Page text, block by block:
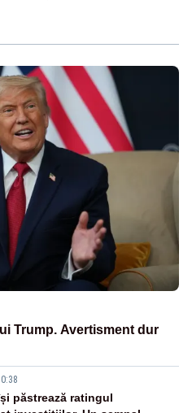
Trump. Avertisment dur
păstrează ratingul